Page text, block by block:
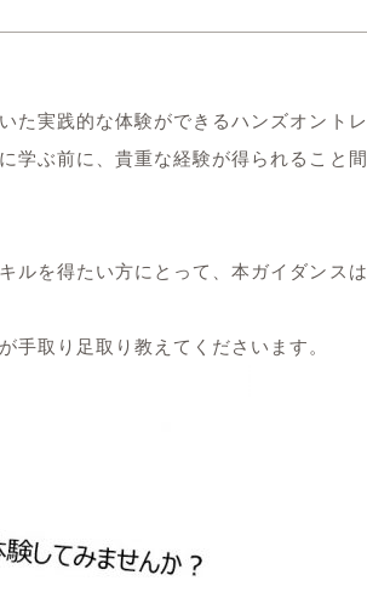
た実践的な体験ができるハンズオントレ
学ぶ前に、貴重な経験が得られること間
ルを得たい方にとって、本ガイダンスは
取り足取り教えてくださいます。